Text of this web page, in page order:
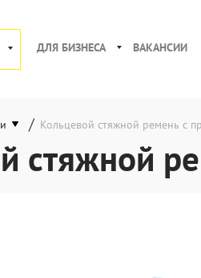
ДЛЯ БИЗНЕСА ВАКАНСИИ
/ Кольцевой стяжной ремень с
стяжной